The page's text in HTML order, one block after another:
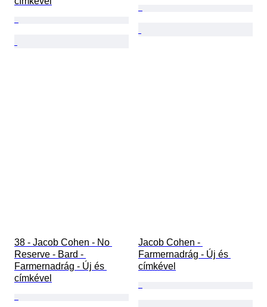
38 - Jacob Cohen - No
Reserve - Bard -
Farmernadrág - Új és
címkével
Jacob Cohen -
Farmernadrág - Új és
címkével